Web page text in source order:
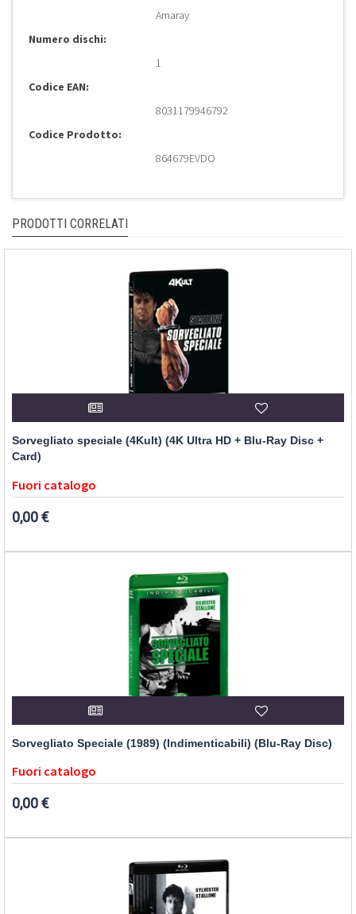
Amaray
Numero dischi:
1
Codice EAN:
8031179946792
Codice Prodotto:
864679EVDO
PRODOTTI CORRELATI
Sorvegliato speciale (4Kult) (4K Ultra HD + Blu-Ray Disc +
Card)
Fuori catalogo
0,00 €
Sorvegliato Speciale (1989) (Indimenticabili) (Blu-Ray Disc)
Fuori catalogo
0,00 €